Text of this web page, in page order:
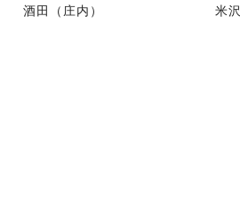
酒田（庄内） 米沢